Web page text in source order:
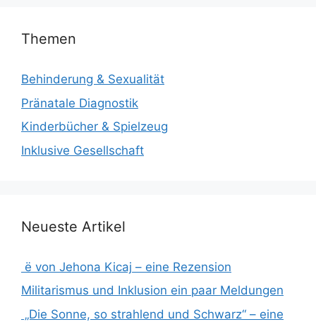
Themen
Behinderung & Sexualität
Pränatale Diagnostik
Kinderbücher & Spielzeug
Inklusive Gesellschaft
Neueste Artikel
ë von Jehona Kicaj – eine Rezension
Militarismus und Inklusion ein paar Meldungen
„Die Sonne, so strahlend und Schwarz“ – eine